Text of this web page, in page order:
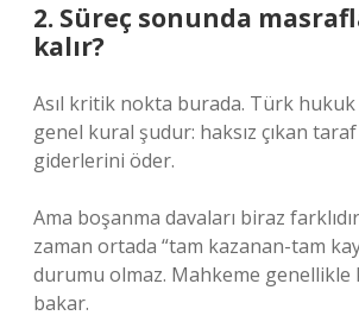
2. Süreç sonunda
kalır?
Asıl kritik nokta burada. Türk
genel kural şudur: haksız çıkan
giderlerini öder.
Ama boşanma davaları biraz
zaman ortada “tam kazanan-tam
durumu olmaz. Mahkeme genellikle
bakar.